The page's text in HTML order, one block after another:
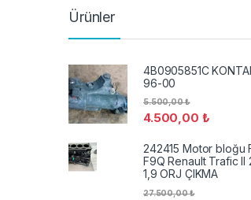
Ürünler
4B0905851C
96-00
4.500,00 ₺
5.500,00₺
242415 Motor bloğu
F9Q Renault Trafic II
1,9 ORJ ÇIKMA
27.500,00₺